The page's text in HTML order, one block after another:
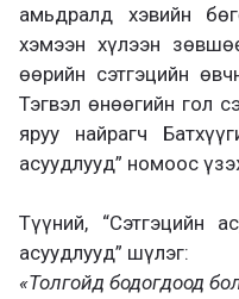
амьдралд хэвийн
хэмээн хүлээн
өөрийн сэтгэцийн
Тэгвэл өнөөгийн гол
яруу найрагч
асуудлууд” номоос
Түүний, “Сэтгэцийн
асуудлууд” шүлэг:
«Толгойд бодогдоод